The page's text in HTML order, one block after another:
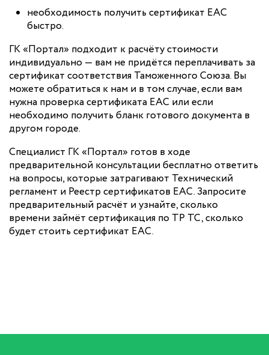
необходимость получить сертификат ЕАС
быстро.
ГК «Портал» подходит к расчёту стоимости
индивидуально — вам не придётся переплачивать за
сертификат соответствия Таможенного Союза. Вы
можете обратиться к нам и в том случае, если вам
нужна проверка сертификата ЕАС или если
необходимо получить бланк готового документа в
другом городе.
Специалист ГК «Портал» готов в ходе
предварительной консультации бесплатно ответить
на вопросы, которые затрагивают Технический
регламент и Реестр сертификатов ЕАС. Запросите
предварительный расчёт и узнайте, сколько
времени займёт сертификация по ТР ТС, сколько
будет стоить сертификат ЕАС.